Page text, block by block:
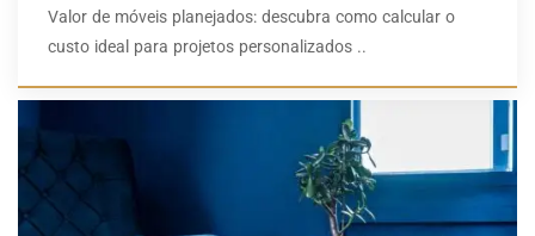
Valor de móveis planejados: descubra como calcular o
custo ideal para projetos personalizados ..